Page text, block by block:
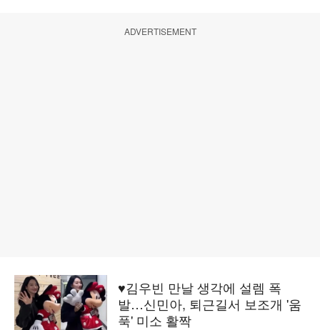
ADVERTISEMENT
♥김우빈 만날 생각에 설렘 폭
발…신민아, 퇴근길서 보조개 '움
푹' 미소 활짝